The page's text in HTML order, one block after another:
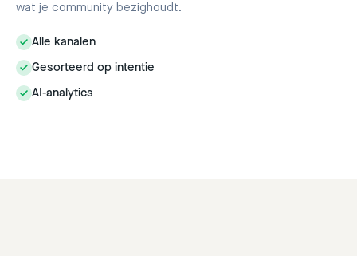
wat je community bezighoudt.
Alle kanalen
Gesorteerd op intentie
AI-analytics